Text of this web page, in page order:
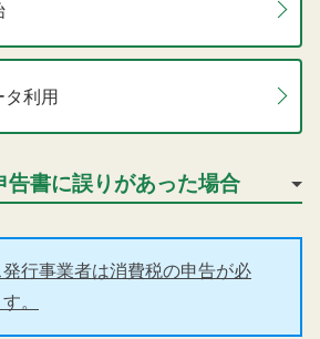
利用
告書に誤りがあった場合
行事業者は消費税の申告が必
。